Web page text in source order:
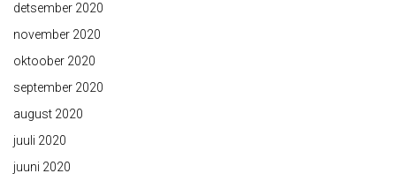
detsember 2020
november 2020
oktoober 2020
september 2020
august 2020
juuli 2020
juuni 2020